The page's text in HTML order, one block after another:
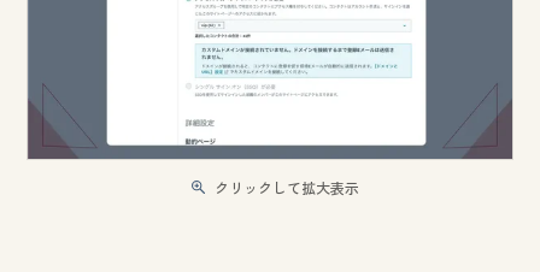
クリックして拡大表示